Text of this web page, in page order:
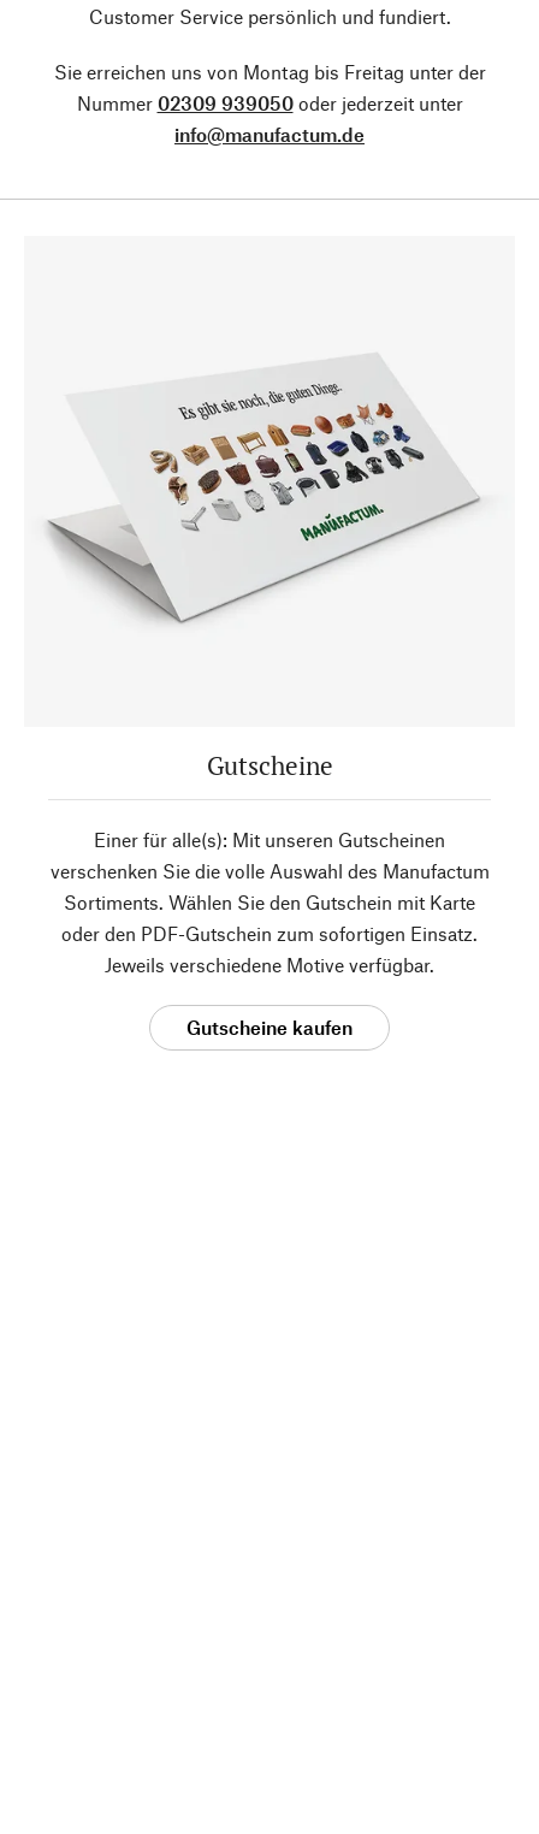
Customer Service persönlich und fundiert.
Sie erreichen uns von Montag bis Freitag unter der
Nummer 02309 939050oder jederzeit unter
info@manufactum.de
Gutscheine
Einer für alle(s): Mit unseren Gutscheinen
verschenken Sie die volle Auswahl des Manufactum
Sortiments. Wählen Sie den Gutschein mit Karte
oder den PDF-Gutschein zum sofortigen Einsatz.
Jeweils verschiedene Motive verfügbar.
Gutscheine kaufen